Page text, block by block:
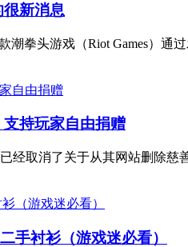
新消息
拳头游戏（Riot Games）通
持玩家自由捐赠
经取消了关于从其网站删除
手衬衫（游戏迷必看）